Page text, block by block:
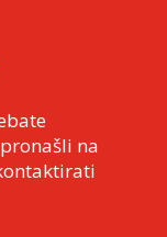
na